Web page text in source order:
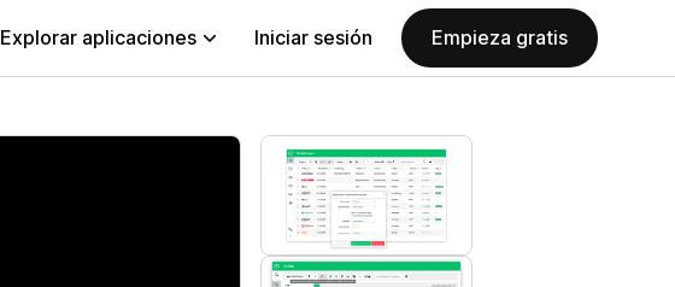
Explorar aplicaciones Iniciar sesión Empieza gratis